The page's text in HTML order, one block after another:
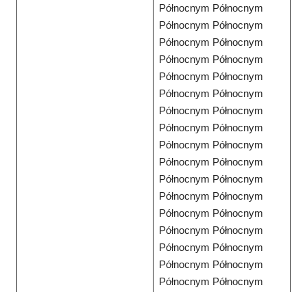
Północnym Północnym
Północnym Północnym
Północnym Północnym
Północnym Północnym
Północnym Północnym
Północnym Północnym
Północnym Północnym
Północnym Północnym
Północnym Północnym
Północnym Północnym
Północnym Północnym
Północnym Północnym
Północnym Północnym
Północnym Północnym
Północnym Północnym
Północnym Północnym
Północnym Północnym